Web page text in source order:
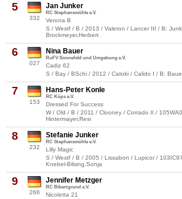
5
332
Jan Junker
RC Stephansmühle e.V.
Verona B
S / Westf / B / 2013 / Valeron / Lancer III / B:
Brockmeyer,Herbert
6
027
Nina Bauer
RuFV Sonnefeld und Umgebung e.V.
Cadiz 62
S / Bay / BSchi / 2012 / Catoki / Calido I / B:
7
153
Hans-Peter Konle
RC Küps e.V.
Dressed For Success
W / Old / B / 2011 / Clooney / Corrado II /
Hintermayer,Resi
8
232
Stefanie Junker
RC Stephansmühle e.V.
Lilly Magic
S / Westf / B / 2005 / Lissabon / Lupicor /
Knebel-Bilsing,Sonja
9
266
Jennifer Metzger
RC Bibertgrund e.V.
Nicoletta 21